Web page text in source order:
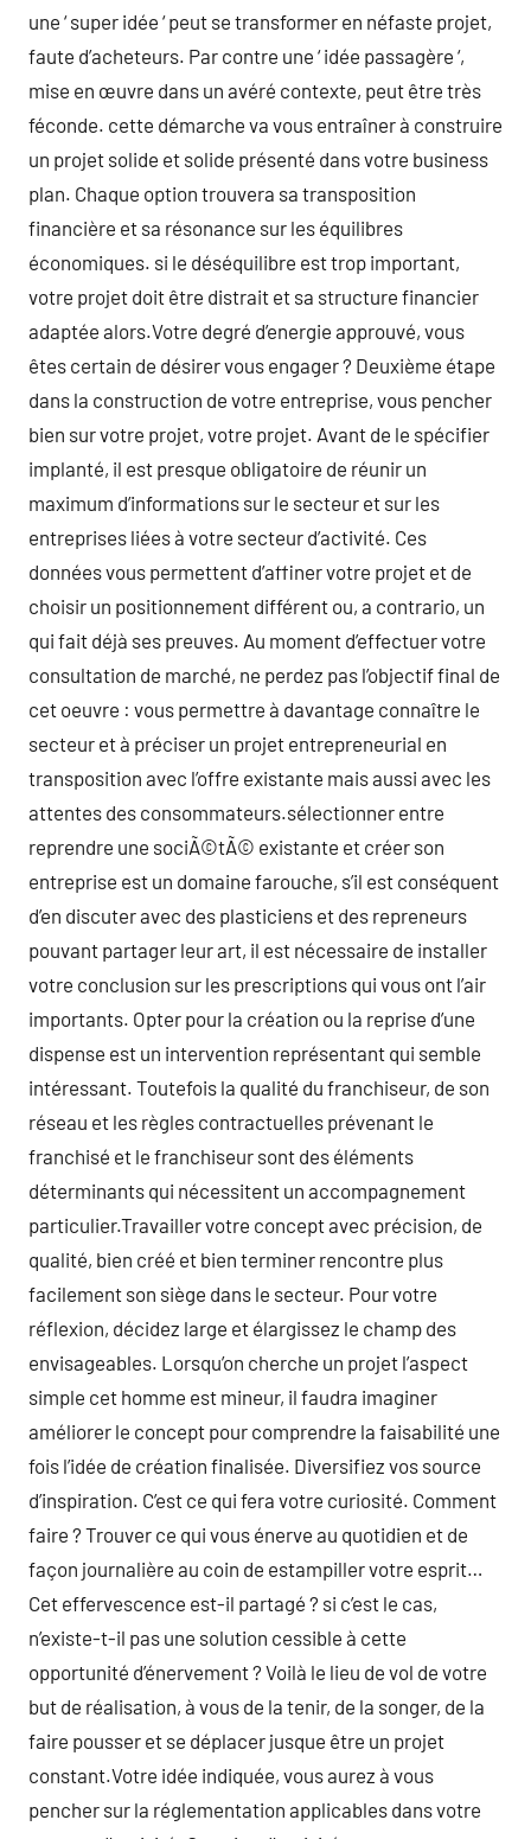
une ‘ super idée ‘ peut se transformer en néfaste projet,
faute d’acheteurs. Par contre une ‘ idée passagère ‘,
mise en œuvre dans un avéré contexte, peut être très
féconde. cette démarche va vous entraîner à construire
un projet solide et solide présenté dans votre business
plan. Chaque option trouvera sa transposition
financière et sa résonance sur les équilibres
économiques. si le déséquilibre est trop important,
votre projet doit être distrait et sa structure financier
adaptée alors.Votre degré d’energie approuvé, vous
êtes certain de désirer vous engager ? Deuxième étape
dans la construction de votre entreprise, vous pencher
bien sur votre projet, votre projet. Avant de le spécifier
implanté, il est presque obligatoire de réunir un
maximum d’informations sur le secteur et sur les
entreprises liées à votre secteur d’activité. Ces
données vous permettent d’affiner votre projet et de
choisir un positionnement différent ou, a contrario, un
qui fait déjà ses preuves. Au moment d’effectuer votre
consultation de marché, ne perdez pas l’objectif final de
cet oeuvre : vous permettre à davantage connaître le
secteur et à préciser un projet entrepreneurial en
transposition avec l’offre existante mais aussi avec les
attentes des consommateurs.sélectionner entre
reprendre une sociÃ©tÃ© existante et créer son
entreprise est un domaine farouche, s’il est conséquent
d’en discuter avec des plasticiens et des repreneurs
pouvant partager leur art, il est nécessaire de installer
votre conclusion sur les prescriptions qui vous ont l’air
importants. Opter pour la création ou la reprise d’une
dispense est un intervention représentant qui semble
intéressant. Toutefois la qualité du franchiseur, de son
réseau et les règles contractuelles prévenant le
franchisé et le franchiseur sont des éléments
déterminants qui nécessitent un accompagnement
particulier.Travailler votre concept avec précision, de
qualité, bien créé et bien terminer rencontre plus
facilement son siège dans le secteur. Pour votre
réflexion, décidez large et élargissez le champ des
envisageables. Lorsqu’on cherche un projet l’aspect
simple cet homme est mineur, il faudra imaginer
améliorer le concept pour comprendre la faisabilité une
fois l’idée de création finalisée. Diversifiez vos source
d’inspiration. C’est ce qui fera votre curiosité. Comment
faire ? Trouver ce qui vous énerve au quotidien et de
façon journalière au coin de estampiller votre esprit…
Cet effervescence est-il partagé ? si c’est le cas,
n’existe-t-il pas une solution cessible à cette
opportunité d’énervement ? Voilà le lieu de vol de votre
but de réalisation, à vous de la tenir, de la songer, de la
faire pousser et se déplacer jusque être un projet
constant.Votre idée indiquée, vous aurez à vous
pencher sur la réglementation applicables dans votre